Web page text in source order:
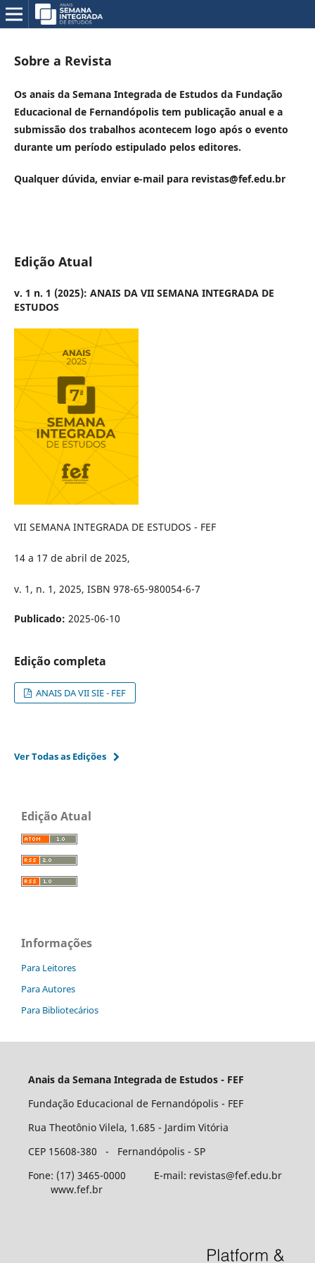
Sobre a Revista
Os anais da Semana Integrada de Estudos da Fundação
Educacional de Fernandópolis tem publicação anual e a
submissão dos trabalhos acontecem logo após o evento
durante um período estipulado pelos editores.
Qualquer dúvida, enviar e-mail para revistas@fef.edu.br
Edição Atual
v. 1 n. 1 (2025): ANAIS DA VII SEMANA INTEGRADA DE
ESTUDOS
VII SEMANA INTEGRADA DE ESTUDOS - FEF
14 a 17 de abril de 2025,
v. 1, n. 1, 2025, ISBN 978-65-980054-6-7
Publicado: 2025-06-10
Edição completa
ANAIS DA VII SIE - FEF
Ver Todas as Edições
Edição Atual
Informações
Para Leitores
Para Autores
Para Bibliotecários
Anais da Semana Integrada de Estudos - FEF
Fundação Educacional de Fernandópolis - FEF
Rua Theotônio Vilela, 1.685 - Jardim Vitória
CEP 15608-380 - Fernandópolis - SP
Fone: (17) 3465-0000 E-mail: revistas@fef.edu.br
www.fef.br